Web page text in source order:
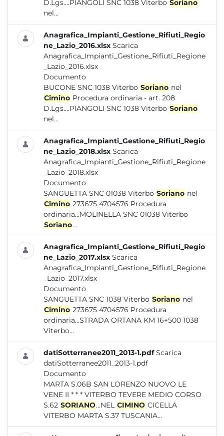
D.Lgs....PIANGOLI SNC 1038 Viterbo Soriano
nel...
Anagrafica_Impianti_Gestione_Rifiuti_Regio
ne_Lazio_2016.xlsx Scarica
Anagrafica_Impianti_Gestione_Rifiuti_Regione
_Lazio_2016.xlsx
Documento
BUCONE SNC 1038 Viterbo Soriano nel
Cimino Procedura ordinaria - art. 208
D.Lgs....PIANGOLI SNC 1038 Viterbo Soriano
nel...
Anagrafica_Impianti_Gestione_Rifiuti_Regio
ne_Lazio_2018.xlsx Scarica
Anagrafica_Impianti_Gestione_Rifiuti_Regione
_Lazio_2018.xlsx
Documento
SANGUETTA SNC 01038 Viterbo Soriano nel
Cimino 273675 4704576 Procedura
ordinaria...MOLINELLA SNC 01038 Viterbo
Soriano...
Anagrafica_Impianti_Gestione_Rifiuti_Regio
ne_Lazio_2017.xlsx Scarica
Anagrafica_Impianti_Gestione_Rifiuti_Regione
_Lazio_2017.xlsx
Documento
SANGUETTA SNC 1038 Viterbo Soriano nel
Cimino 273675 4704576 Procedura
ordinaria...STRADA ORTANA KM 16+500 1038
Viterbo...
datiSotterranee2011_2013-1.pdf Scarica
datiSotterranee2011_2013-1.pdf
Documento
MARTA S.06B SAN LORENZO NUOVO LE
VENE II * * * VITERBO TEVERE MEDIO CORSO
S.62 SORIANO...NEL CIMINO CICELLA
VITERBO MARTA S.37 TUSCANIA...